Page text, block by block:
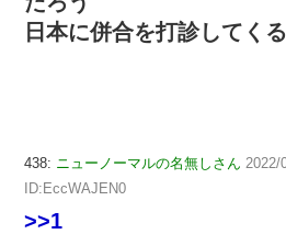
日本に併合を打診してく
438: ニューノーマルの名無しさん 2022/
ID:EccWAJEN0
>>1